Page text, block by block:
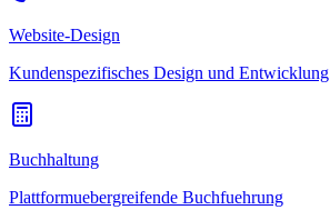
Website-Design
Kundenspezifisches Design und Entwicklung
Buchhaltung
Plattformuebergreifende Buchfuehrung